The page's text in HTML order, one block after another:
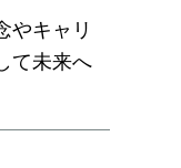
やキャリ
て未来へ